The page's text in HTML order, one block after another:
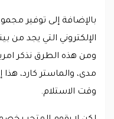
بالإضافة إلى توفير
الإلكتروني التي يجد من
ومن هذه الطرق نذكر
مدى، والماستر كارد، هذا
وقت الاستلام.